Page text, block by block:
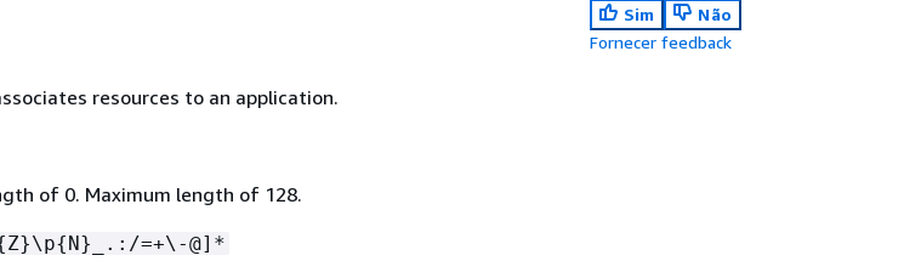
resources to an application.
of 0. Maximum length of 128.
Z}\p{N}_.:/=+\-@]*
Sim
Não
Fornecer feedback